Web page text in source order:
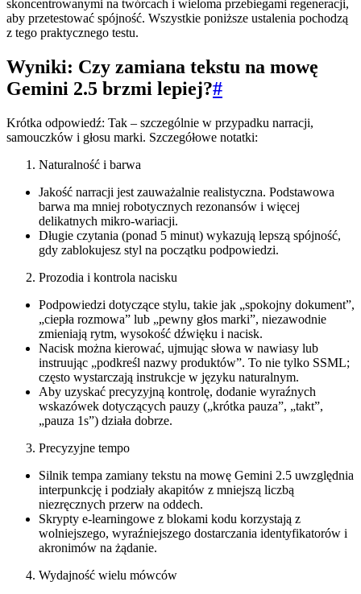
skoncentrowanymi na twórcach i wieloma przebiegami regeneracji,
aby przetestować spójność. Wszystkie poniższe ustalenia pochodzą
z tego praktycznego testu.
Wyniki: Czy zamiana tekstu na mowę
Gemini 2.5 brzmi lepiej?#
Krótka odpowiedź: Tak – szczególnie w przypadku narracji,
samouczków i głosu marki. Szczegółowe notatki:
Naturalność i barwa
Jakość narracji jest zauważalnie realistyczna. Podstawowa
barwa ma mniej robotycznych rezonansów i więcej
delikatnych mikro-wariacji.
Długie czytania (ponad 5 minut) wykazują lepszą spójność,
gdy zablokujesz styl na początku podpowiedzi.
Prozodia i kontrola nacisku
Podpowiedzi dotyczące stylu, takie jak „spokojny dokument”,
„ciepła rozmowa” lub „pewny głos marki”, niezawodnie
zmieniają rytm, wysokość dźwięku i nacisk.
Nacisk można kierować, ujmując słowa w nawiasy lub
instruując „podkreśl nazwy produktów”. To nie tylko SSML;
często wystarczają instrukcje w języku naturalnym.
Aby uzyskać precyzyjną kontrolę, dodanie wyraźnych
wskazówek dotyczących pauzy („krótka pauza”, „takt”,
„pauza 1s”) działa dobrze.
Precyzyjne tempo
Silnik tempa zamiany tekstu na mowę Gemini 2.5 uwzględnia
interpunkcję i podziały akapitów z mniejszą liczbą
niezręcznych przerw na oddech.
Skrypty e-learningowe z blokami kodu korzystają z
wolniejszego, wyraźniejszego dostarczania identyfikatorów i
akronimów na żądanie.
Wydajność wielu mówców